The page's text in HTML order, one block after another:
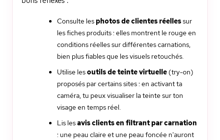
Consulte lesphotos de clientes réellessur
les fiches produits : elles montrent le rouge en
conditions réelles sur différentes carnations,
bien plus fiables que les visuels retouchés.
Utilise lesoutils de teinte virtuelle (try-on)
proposés par certains sites : en activant ta
caméra, tu peux visualiser la teinte sur ton
visage en temps réel.
Lis lesavis clients en filtrant par carnation
: une peau claire et une peau foncée n'auront